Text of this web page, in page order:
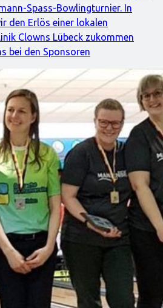
Spass-Bowlingturnier. In
den Erlös einer lokalen
Clowns Lübeck zukommen
bei den Sponsoren